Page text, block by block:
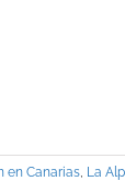
en Canarias, La